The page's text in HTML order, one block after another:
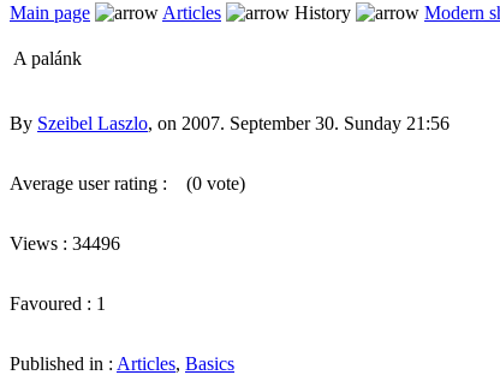
Main page Articles History Modern
A palánk
By Szeibel Laszlo, on 2007. September 30. Sunday 21:56
Average user rating : (0 vote)
Views : 34496
Favoured : 1
Published in : Articles, Basics